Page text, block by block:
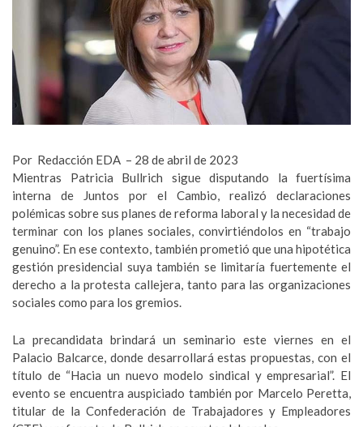
Por Redacción EDA – 28 de abril de 2023
Mientras Patricia Bullrich sigue disputando la fuertísima
interna de Juntos por el Cambio, realizó declaraciones
polémicas sobre sus planes de reforma laboral y la necesidad de
terminar con los planes sociales, convirtiéndolos en “trabajo
genuino”. En ese contexto, también prometió que una hipotética
gestión presidencial suya también se limitaría fuertemente el
derecho a la protesta callejera, tanto para las organizaciones
sociales como para los gremios.
La precandidata brindará un seminario este viernes en el
Palacio Balcarce, donde desarrollará estas propuestas, con el
título de “Hacia un nuevo modelo sindical y empresarial”. El
evento se encuentra auspiciado también por Marcelo Peretta,
titular de la Confederación de Trabajadores y Empleadores